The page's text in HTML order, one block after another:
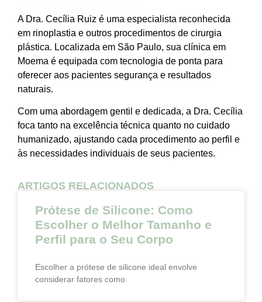
A Dra. Cecília Ruiz é uma especialista reconhecida
em rinoplastia e outros procedimentos de cirurgia
plástica. Localizada em São Paulo, sua clínica em
Moema é equipada com tecnologia de ponta para
oferecer aos pacientes segurança e resultados
naturais.
Com uma abordagem gentil e dedicada, a Dra. Cecília
foca tanto na excelência técnica quanto no cuidado
humanizado, ajustando cada procedimento ao perfil e
às necessidades individuais de seus pacientes.
ARTIGOS RELACIONADOS
Prótese de Silicone: Como
Escolher o Melhor Tamanho e
Perfil para o Seu Corpo
Escolher a prótese de silicone ideal envolve
considerar fatores como